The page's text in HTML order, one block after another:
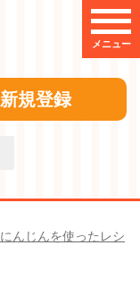
メニュー
新規登録
にんじんを使ったレシ